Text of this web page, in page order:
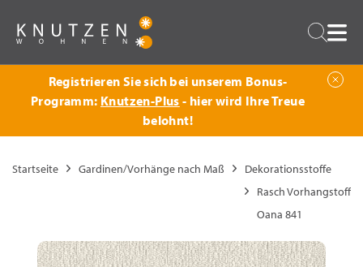
Zurück
Registrieren Sie sich bei unserem Bonus-
Programm: Knutzen-Plus - hier wird Ihre Treue
belohnt!
Startseite Gardinen/Vorhänge nach Maß
Dekorationsstoffe
Rasch Vorhangstoff
Oana 841